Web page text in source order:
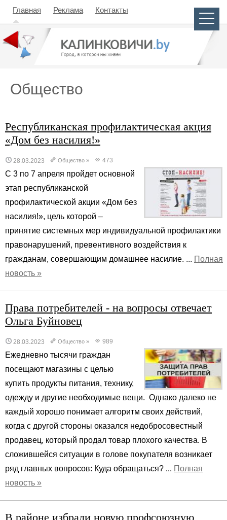
Главная Реклама Контакты
Общество
Республиканская профилактическая акция
«Дом без насилия!»
28.03.2023 Общество » 473
С 3 по 7 апреля пройдет основной
этап республиканской
профилактической акции «Дом без
насилия!», цель которой –
принятие системных мер индивидуальной профилактики
правонарушений, превентивного воздействия к
гражданам, совершающим домашнее насилие. ... Полная
новость »
Права потребителей - на вопросы отвечает
Ольга Буйновец
28.03.2023 Общество » 989
Ежедневно тысячи граждан
посещают магазины с целью
купить продукты питания, технику,
одежду и другие необходимые вещи. Однако далеко не
каждый хорошо понимает алгоритм своих действий,
когда с другой стороны оказался недобросовестный
продавец, который продал товар плохого качества. В
сложившейся ситуации в голове покупателя возникает
ряд главных вопросов: Куда обращаться? ... Полная
новость »
В районе избрали новую профсоюзную